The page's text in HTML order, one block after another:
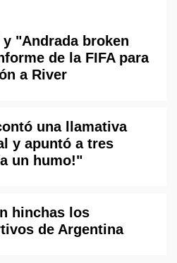
"Andrada broken
de la FIFA para
a River
una llamativa
y apuntó a tres
un humo!"
hinchas los
de Argentina